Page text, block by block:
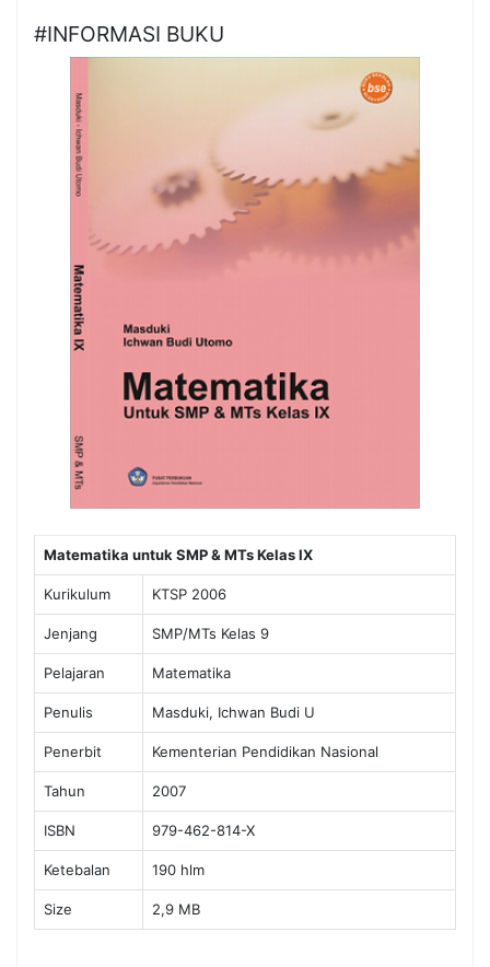
#INFORMASI BUKU
Matematika untuk SMP & MTs Kelas IX
Kurikulum KTSP 2006
Jenjang SMP/MTs Kelas 9
Pelajaran Matematika
Penulis Masduki, Ichwan Budi U
Penerbit Kementerian Pendidikan Nasional
Tahun 2007
ISBN 979-462-814-X
Ketebalan 190 hlm
Size 2,9 MB